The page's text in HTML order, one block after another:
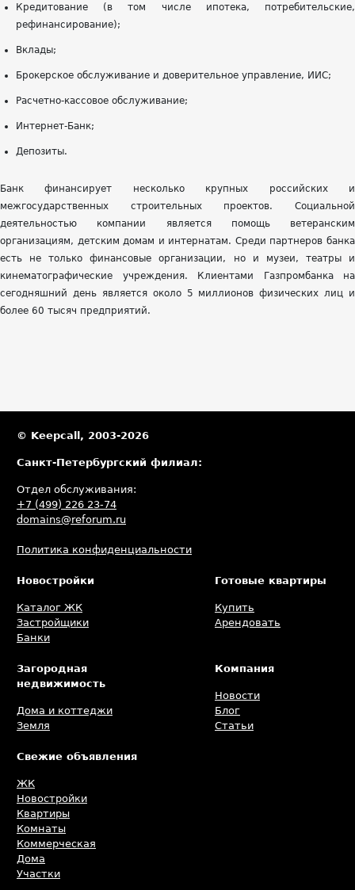
Кредитование (в том числе ипотека, потребительские,
рефинансирование);
Вклады;
Брокерское обслуживание и доверительное управление, ИИС;
Расчетно-кассовое обслуживание;
Интернет-Банк;
Депозиты.
Банк финансирует несколько крупных российских и
межгосударственных строительных проектов. Социальной
деятельностью компании является помощь ветеранским
организациям, детским домам и интернатам. Среди партнеров банка
есть не только финансовые организации, но и музеи, театры и
кинематографические учреждения. Клиентами Газпромбанка на
сегодняшний день является около 5 миллионов физических лиц и
более 60 тысяч предприятий.
© Keepcall, 2003-2026
Санкт-Петербургский филиал:
Отдел обслуживания:
+7 (499) 226 23-74
domains@reforum.ru
Политика конфиденциальности
Новостройки
Каталог ЖК
Застройщики
Банки
Готовые квартиры
Купить
Арендовать
Загородная
недвижимость
Дома и коттеджи
Земля
Компания
Новости
Блог
Статьи
Свежие объявления
ЖК
Новостройки
Квартиры
Комнаты
Коммерческая
Дома
Участки